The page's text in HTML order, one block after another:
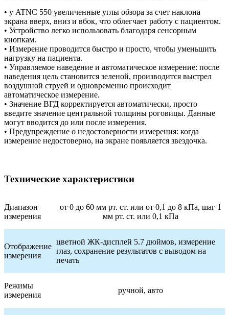
• у ATNC 550 увеличенные углы обзора за счет наклона
экрана вверх, вниз и вбок, что облегчает работу с пациентом.
• Устройство легко использовать благодаря сенсорным
кнопкам.
• Измерение проводится быстро и просто, чтобы уменьшить
нагрузку на пациента.
• Управляемое наведение и автоматическое измерение: после
наведения цель становится зеленой, производится выстрел
воздушной струей и одновременно происходит
автоматическое измерение.
• Значение ВГД корректируется автоматически, просто
введите значение центральной толщины роговицы. Данные
могут вводится до или после измерения.
• Предупреждение о недостоверности измерения: когда
измерение недостоверно, на экране появляется звездочка.
Технические характеристики
Диапазон
измерения
от 0 до 60 мм рт. ст. или от 0,1 до 8 кПа, шаг 1
мм рт. ст. или 0,1 кПа
Отображение
измерения
цветной ЖК-дисплей 5.7 дюймов, измерение
глаз, сохранение результатов с выводом на
печать
Режимы
измерения
ручной, авто